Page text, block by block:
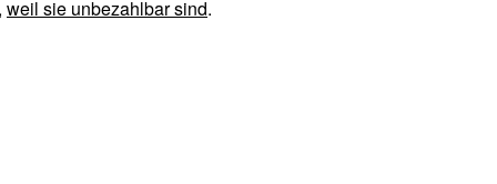
weil sie unbezahlbar sind.